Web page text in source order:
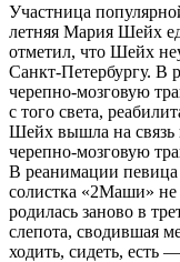
Участница
летняя Мария Шейх
отметил, что Шейх
Санкт-Петербургу. В
черепно-мозговую
с того света,
Шейх вышла на связь
черепно-мозговую
В реанимации
солистка «2Маши» не
родилась заново в
слепота, сводившая
ходить, сидеть,